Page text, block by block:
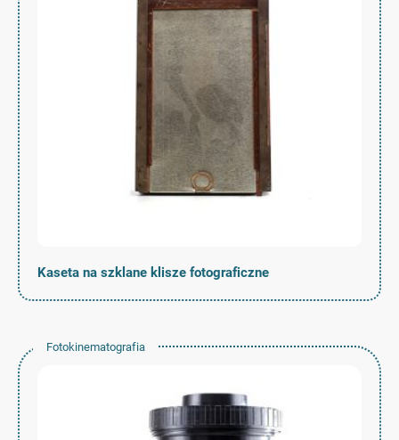
Kaseta na szklane klisze fotograficzne
Fotokinematografia